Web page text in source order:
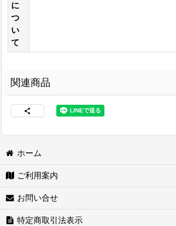
に
つ
い
て
関連商品
両面接着シート [WS-
100]
2,460円(税込)
3M スプレーのり
ホーム
ご利用案内
お問い合せ
特定商取引法表示